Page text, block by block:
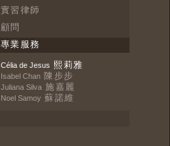
實習律師
顧問
專業服務
Célia de Jesus 熙莉雅
Isabel Chan 陳步步
Juliana Silva 施嘉麗
Noel Samoy 蘇諾維